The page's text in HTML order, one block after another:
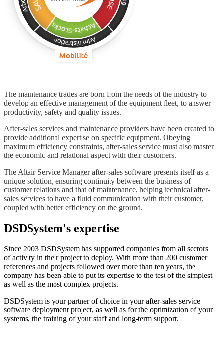
The maintenance trades are born from the needs of the industry to
develop an effective management of the equipment fleet, to answer
productivity, safety and quality issues.
After-sales services and maintenance providers have been created to
provide additional expertise on specific equipment. Obeying
maximum efficiency constraints, after-sales service must also master
the economic and relational aspect with their customers.
The Altair Service Manager after-sales software presents itself as a
unique solution, ensuring continuity between the business of
customer relations and that of maintenance, helping technical after-
sales services to have a fluid communication with their customer,
coupled with better efficiency on the ground.
DSDSystem's expertise
Since 2003 DSDSystem has supported companies from all sectors
of activity in their project to deploy. With more than 200 customer
references and projects followed over more than ten years, the
company has been able to put its expertise to the test of the simplest
as well as the most complex projects.
DSDSystem is your partner of choice in your after-sales service
software deployment project, as well as for the optimization of your
systems, the training of your staff and long-term support.